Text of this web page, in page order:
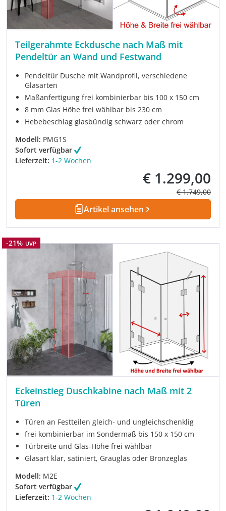
Teilgerahmte Eckdusche nach Maß mit
Pendeltür an Wand und Festwand
Pendeltür Dusche mit Wandprofil, verschiedene
Glasarten
Maßanfertigung frei kombinierbar bis 100 x 150 cm
8 mm Glas Höhe frei wählbar bis 230 cm
Hebebeschlag glasbündig schwarz oder chrom
Modell: PMG1S
Sofort verfügbar
Lieferzeit: 1-2 Wochen
Verkaufspreis:
€ 1.299,00
Regulärer
€ 1.749,00
Artikel ansehen
Rabatt
-21% UVP
Eckeinstieg Duschkabine nach Maß mit 2
Türen
Türen an Festteilen gleich- und ungleichschenklig
frei kombinierbar im Sondermaß bis 150 x 150 cm
Türbreite und Glas-Höhe frei wählbar
Glasart klar, satiniert, Grauglas oder Bronzeglas
Modell: M2E
Sofort verfügbar
Lieferzeit: 1-2 Wochen